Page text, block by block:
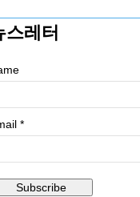
스레터
*